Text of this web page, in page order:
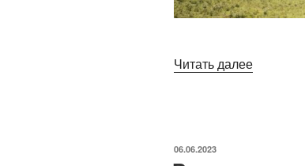
Читать далее«10
ОПУБЛИКОВАНО
06.06.2023